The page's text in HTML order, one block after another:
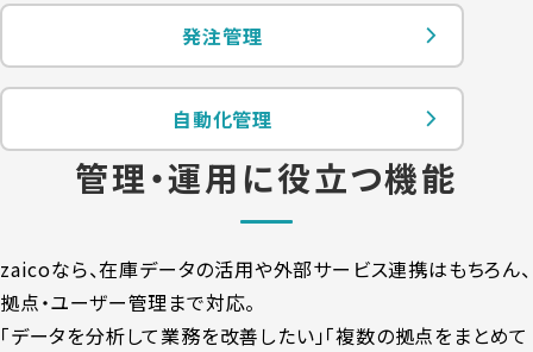
発注管理
自動化管理
管理・運用に役立つ機能
zaicoなら、在庫データの活用や外部サービス連携はもちろん、
拠点・ユーザー管理まで対応。
「データを分析して業務を改善したい」「複数の拠点をまとめて